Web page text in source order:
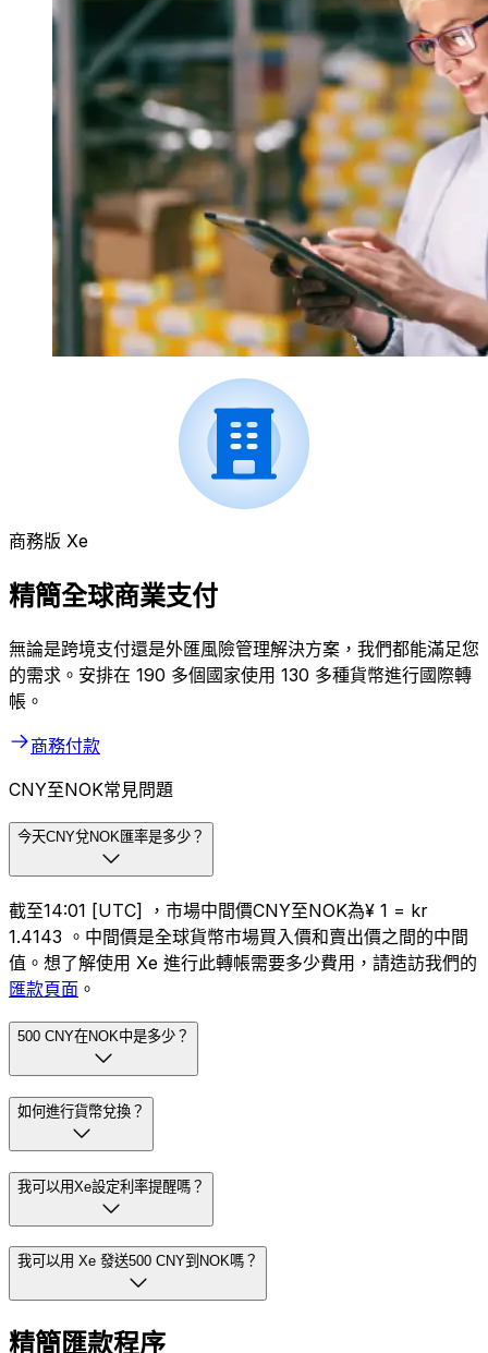
商務版 Xe
精簡全球商業支付
無論是跨境支付還是外匯風險管理解決方案，我們都能滿足您
的需求。安排在 190 多個國家使用 130 多種貨幣進行國際轉
帳。
商務付款
CNY至NOK常見問題
今天CNY兌NOK匯率是多少？
截至14:01 [UTC] ，市場中間價CNY至NOK為¥ 1 = kr
1.4143 。中間價是全球貨幣市場買入價和賣出價之間的中間
值。想了解使用 Xe 進行此轉帳需要多少費用，請造訪我們的
匯款頁面 。
500 CNY在NOK中是多少？
如何進行貨幣兌換？
我可以用Xe設定利率提醒嗎？
我可以用 Xe 發送500 CNY到NOK嗎？
精簡匯款程序